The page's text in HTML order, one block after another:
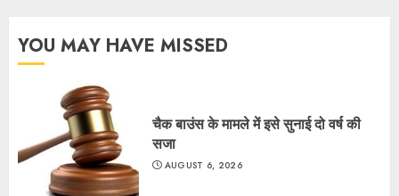
YOU MAY HAVE MISSED
चैक बाउंस के मामले में इसे सुनाई दो वर्ष की
सजा
AUGUST 6, 2026